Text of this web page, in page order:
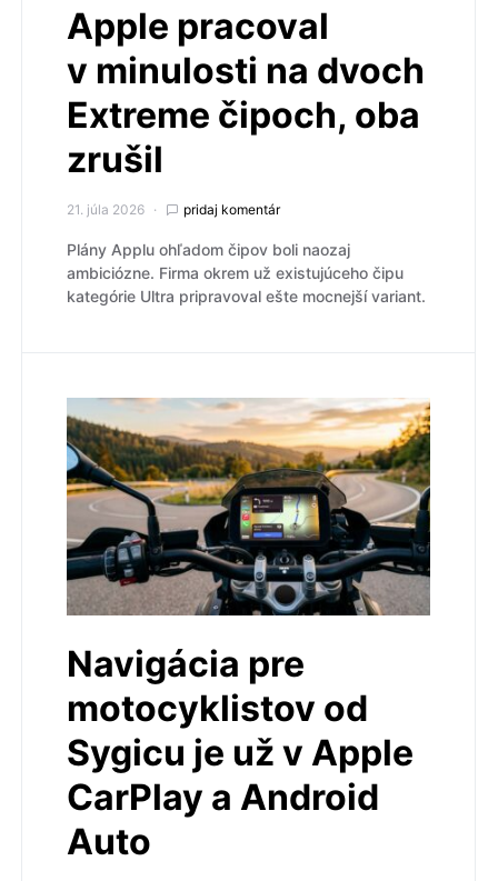
Apple pracoval
v minulosti na dvoch
Extreme čipoch, oba
zrušil
21. júla 2026 pridaj komentár
Plány Applu ohľadom čipov boli naozaj
ambiciózne. Firma okrem už existujúceho čipu
kategórie Ultra pripravoval ešte mocnejší variant.
Navigácia pre
motocyklistov od
Sygicu je už v Apple
CarPlay a Android
Auto